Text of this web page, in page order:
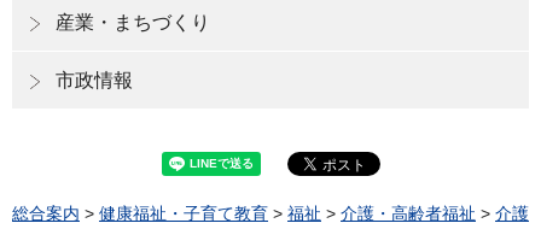
産業・まちづくり
市政情報
総合案内 > 健康福祉・子育て教育 > 福祉 > 介護・高齢者福祉 > 介護